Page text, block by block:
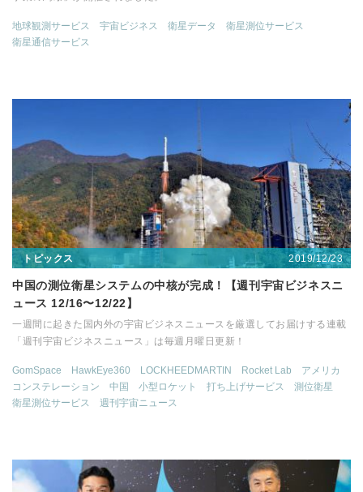
地球観測サービス 宇宙ビジネス 衛星データ
衛星測位サービス
衛星通信サービス
トピックス 2019/12/23
中国の測位衛星システムの中核が完成！【週刊宇宙ビジネスニ
ュース 12/16〜12/22】
一週間に起きた国内外の宇宙ビジネスニュースを厳選してお届けする連載
「週刊宇宙ビジネスニュース」は毎週月曜日更新！
GomSpace HawkEye360 LOCKHEEDMARTIN Rocket Lab
アメリカ
コンステレーション
中国 小型ロケット 打ち上げサービス
測位衛星
衛星測位サービス
週刊宇宙ニュース